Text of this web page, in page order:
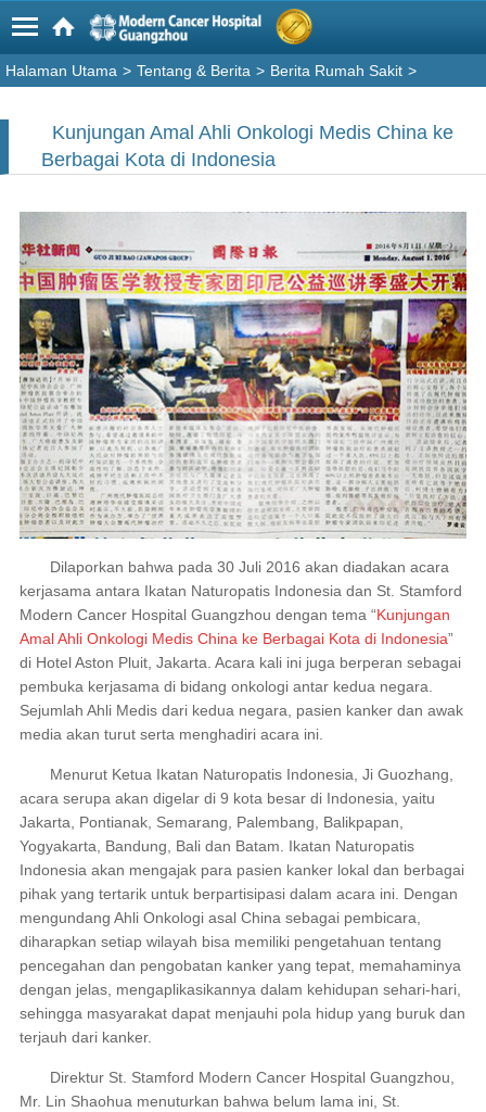
Halaman Utama > Tentang & Berita > Berita Rumah Sakit >
Kunjungan Amal Ahli Onkologi Medis China ke
Berbagai Kota di Indonesia
Dilaporkan bahwa pada 30 Juli 2016 akan diadakan acara
kerjasama antara Ikatan Naturopatis Indonesia dan St. Stamford
Modern Cancer Hospital Guangzhou dengan tema “Kunjungan
Amal Ahli Onkologi Medis China ke Berbagai Kota di Indonesia”
di Hotel Aston Pluit, Jakarta. Acara kali ini juga berperan sebagai
pembuka kerjasama di bidang onkologi antar kedua negara.
Sejumlah Ahli Medis dari kedua negara, pasien kanker dan awak
media akan turut serta menghadiri acara ini.
Menurut Ketua Ikatan Naturopatis Indonesia, Ji Guozhang,
acara serupa akan digelar di 9 kota besar di Indonesia, yaitu
Jakarta, Pontianak, Semarang, Palembang, Balikpapan,
Yogyakarta, Bandung, Bali dan Batam. Ikatan Naturopatis
Indonesia akan mengajak para pasien kanker lokal dan berbagai
pihak yang tertarik untuk berpartisipasi dalam acara ini. Dengan
mengundang Ahli Onkologi asal China sebagai pembicara,
diharapkan setiap wilayah bisa memiliki pengetahuan tentang
pencegahan dan pengobatan kanker yang tepat, memahaminya
dengan jelas, mengaplikasikannya dalam kehidupan sehari-hari,
sehingga masyarakat dapat menjauhi pola hidup yang buruk dan
terjauh dari kanker.
Direktur St. Stamford Modern Cancer Hospital Guangzhou,
Mr. Lin Shaohua menuturkan bahwa belum lama ini, St.